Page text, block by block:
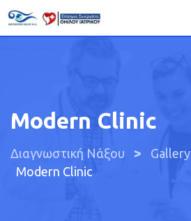
Μετάβαση
στο
Modern Clinic
Διαγνωστική Νάξου > Gallery
Modern Clinic